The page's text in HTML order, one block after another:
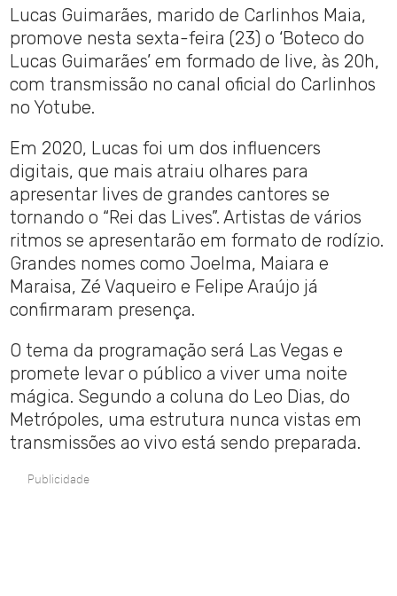
Lucas Guimarães, marido de Carlinhos Maia,
promove nesta sexta-feira (23) o ‘Boteco do
Lucas Guimarães’ em formado de live, às 20h,
com transmissão no canal oficial do Carlinhos
no Yotube.
Em 2020, Lucas foi um dos influencers
digitais, que mais atraiu olhares para
apresentar lives de grandes cantores se
tornando o “Rei das Lives”. Artistas de vários
ritmos se apresentarão em formato de rodízio.
Grandes nomes como Joelma, Maiara e
Maraisa, Zé Vaqueiro e Felipe Araújo já
confirmaram presença.
O tema da programação será Las Vegas e
promete levar o público a viver uma noite
mágica. Segundo a coluna do Leo Dias, do
Metrópoles, uma estrutura nunca vistas em
transmissões ao vivo está sendo preparada.
Publicidade